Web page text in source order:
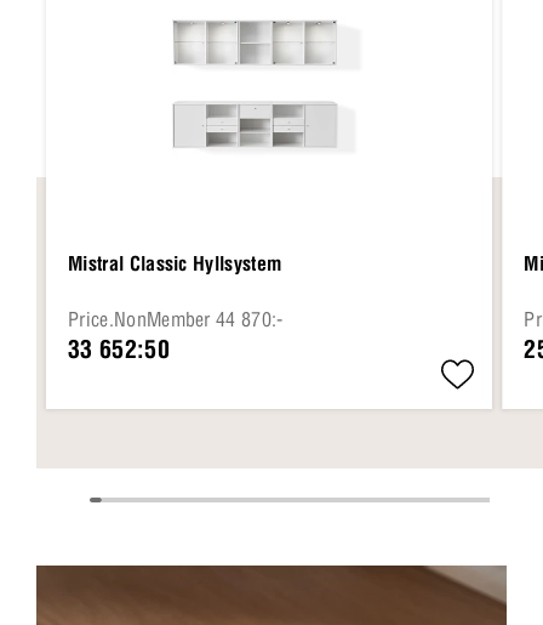
Mistral Classic Hyllsystem
Price.NonMember 44 870:-
33 652:50